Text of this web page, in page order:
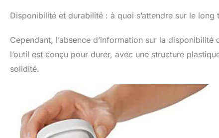
Disponibilité et durabilité : à quoi s’attendre sur le long
Cependant, l’absence d’information sur la
l’outil est conçu pour durer, avec une structure
solidité.